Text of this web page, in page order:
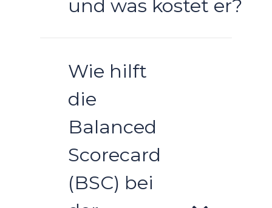
und was kostet er?
Wie hilft
die
Balanced
Scorecard
(BSC) bei